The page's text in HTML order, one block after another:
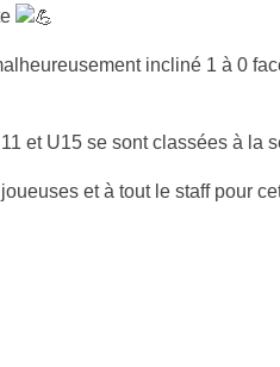
incliné 1 à 0
et U15 se sont classées à la
et à tout le staff pour